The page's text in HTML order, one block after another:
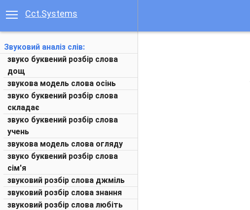
Cct.Systems
Звуковий аналіз слів:
звуко буквений розбір слова
дощ
звукова модель слова осінь
звуко буквений розбір слова
складає
звуко буквений розбір слова
учень
звукова модель слова огляду
звуко буквений розбір слова
сім'я
звуковий розбір слова джміль
звуковий розбір слова знання
звуковий розбір слова любіть